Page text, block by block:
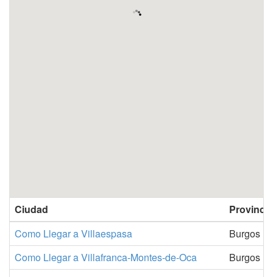
Ciudad
Provincia
Como Llegar a Villaespasa
Burgos
Como Llegar a Villafranca-Montes-de-Oca
Burgos